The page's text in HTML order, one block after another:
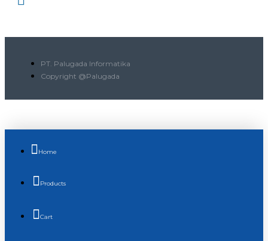
PT. Palugada Informatika
Copyright @Palugada
Home
Products
Cart